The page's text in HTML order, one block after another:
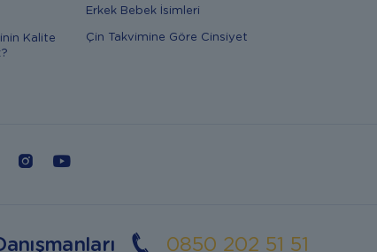
Kalite
Erkek Bebek İsimleri
Çin Takvimine Göre Cinsiyet
0850 202 51 51